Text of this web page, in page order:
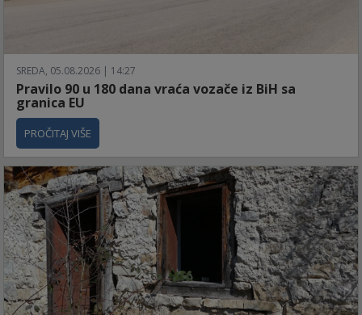
SREDA, 05.08.2026 | 14:27
Pravilo 90 u 180 dana vraća vozače iz BiH sa
granica EU
PROČITAJ VIŠE